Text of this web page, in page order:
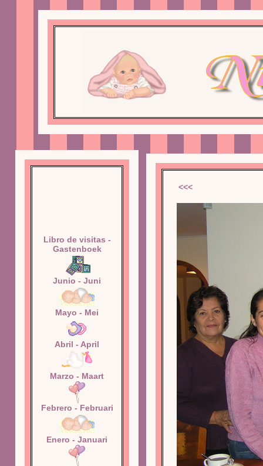
Libro de visitas -
Gastenboek
Junio - Juni
Mayo - Mei
Abril - April
Marzo - Maart
Febrero - Februari
Enero - Januari
<<<